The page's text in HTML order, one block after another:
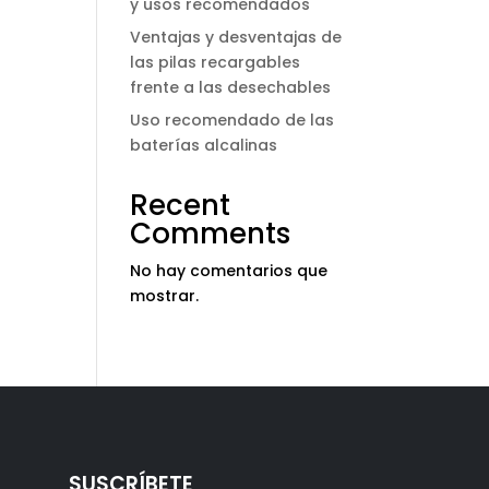
y usos recomendados
Ventajas y desventajas de
las pilas recargables
frente a las desechables
Uso recomendado de las
baterías alcalinas
Recent
Comments
No hay comentarios que
mostrar.